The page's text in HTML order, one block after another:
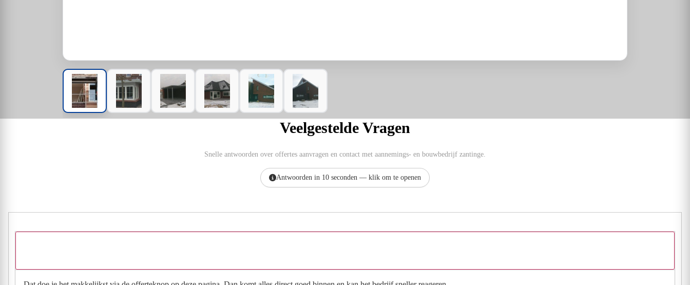
Veelgestelde Vragen
Snelle antwoorden over offertes aanvragen en contact met aannemings- en bouwbedrijf zantinge.
Antwoorden in 10 seconden — klik om te openen